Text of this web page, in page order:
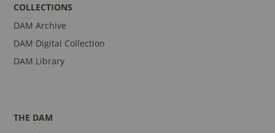
COLLECTIONS
DAM Archive
DAM Digital Collection
DAM Library
THE DAM